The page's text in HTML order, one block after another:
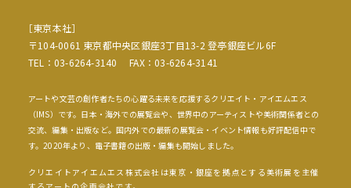
［東京本社］
〒104-0061 東京都中央区銀座3丁目13-2 登亭銀座ビル6F
TEL：03-6264-3140 FAX：03-6264-3141
アートや文芸の創作者たちの心躍る未来を応援するクリエイト・アイエムエス
（IMS）です。日本・海外での展覧会や、世界中のアーティストや美術関係者との
交流、編集・出版など。国内外での最新の展覧会・イベント情報も好評配信中で
す。2020年より、電子書籍の出版・編集も開始しました。
クリエイトアイエムエス株式会社は東京・銀座を拠点とする美術展を主催